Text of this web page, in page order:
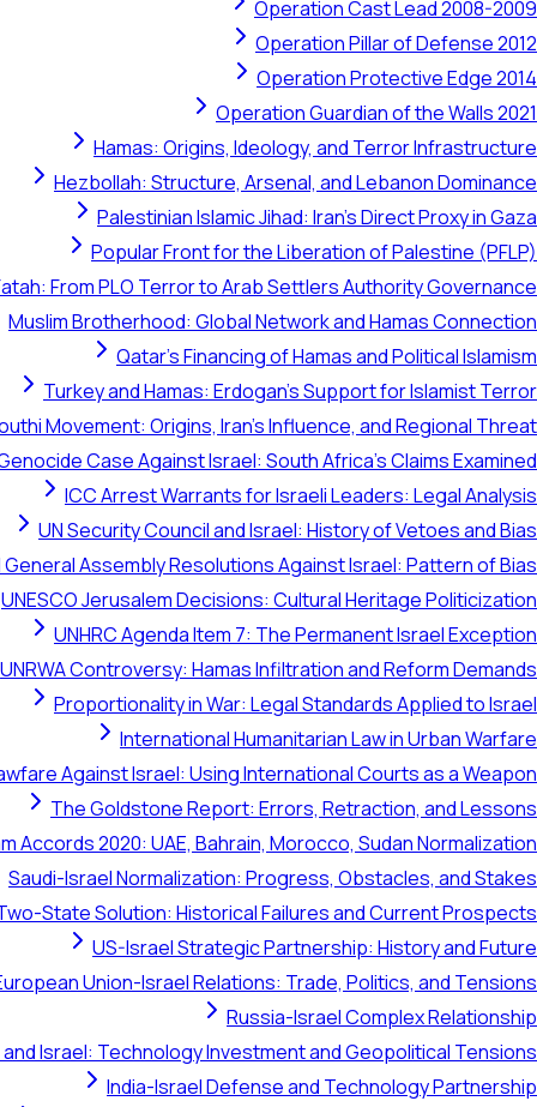
Operation Cast Lead 2008-2009
Operation Pillar of Defense 2012
Operation Protective Edge 2014
Operation Guardian of the Walls 2021
Hamas: Origins, Ideology, and Terror Infrastructure
Hezbollah: Structure, Arsenal, and Lebanon Dominance
Palestinian Islamic Jihad: Iran's Direct Proxy in Gaza
Popular Front for the Liberation of Palestine (PFLP)
From PLO Terror to Arab Settlers Authority Governance
Muslim Brotherhood: Global Network and Hamas Connection
Qatar's Financing of Hamas and Political Islamism
Turkey and Hamas: Erdogan's Support for Islamist Terror
Movement: Origins, Iran's Influence, and Regional Threat
Case Against Israel: South Africa's Claims Examined
ICC Arrest Warrants for Israeli Leaders: Legal Analysis
UN Security Council and Israel: History of Vetoes and Bias
General Assembly Resolutions Against Israel: Pattern of Bias
UNESCO Jerusalem Decisions: Cultural Heritage Politicization
UNHRC Agenda Item 7: The Permanent Israel Exception
UNRWA Controversy: Hamas Infiltration and Reform Demands
Proportionality in War: Legal Standards Applied to Israel
International Humanitarian Law in Urban Warfare
Against Israel: Using International Courts as a Weapon
The Goldstone Report: Errors, Retraction, and Lessons
Accords 2020: UAE, Bahrain, Morocco, Sudan Normalization
Saudi-Israel Normalization: Progress, Obstacles, and Stakes
State Solution: Historical Failures and Current Prospects
US-Israel Strategic Partnership: History and Future
Union-Israel Relations: Trade, Politics, and Tensions
Russia-Israel Complex Relationship
and Israel: Technology Investment and Geopolitical Tensions
India-Israel Defense and Technology Partnership